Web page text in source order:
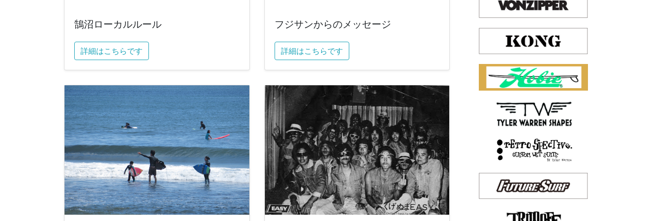
鵠沼ローカルルール
詳細はこちらです
フジサンからのメッセージ
詳細はこちらです